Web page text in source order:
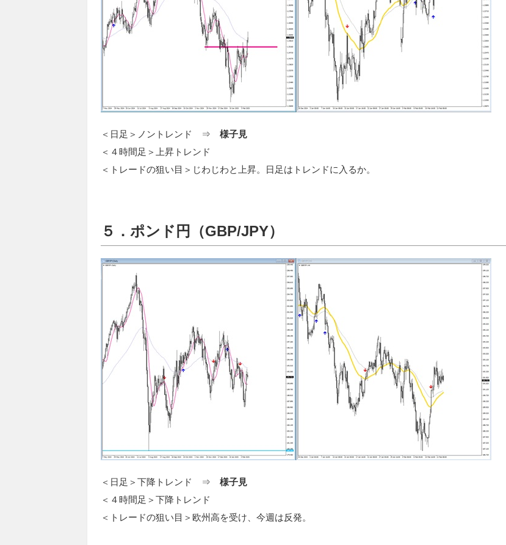
＜日足＞ノントレンド ⇒ 様子見
＜４時間足＞上昇トレンド
＜トレードの狙い目＞じわじわと上昇。日足はトレンドに入るか。
５．ポンド円（GBP/JPY）
＜日足＞下降トレンド ⇒ 様子見
＜４時間足＞下降トレンド
＜トレードの狙い目＞欧州高を受け、今週は反発。